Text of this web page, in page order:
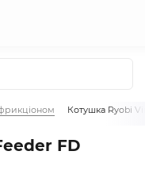
Котушка Ryobi
FD